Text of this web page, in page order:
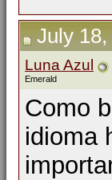
July 18,
Luna Azul
Emerald
Como
idioma